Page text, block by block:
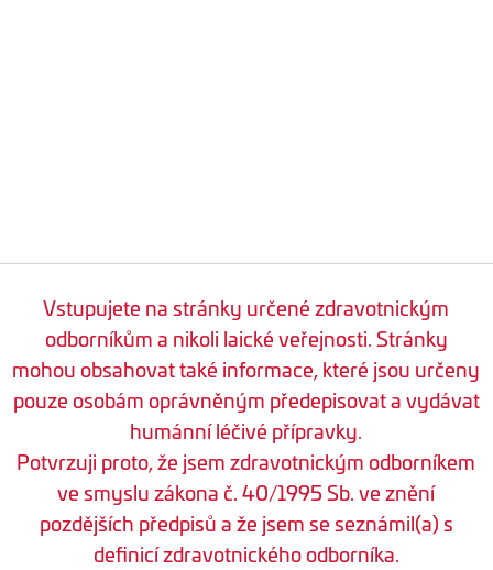
Vstupujete na stránky určené zdravotnickým
odborníkům a nikoli laické veřejnosti. Stránky
mohou obsahovat také informace, které jsou určeny
pouze osobám oprávněným předepisovat a vydávat
humánní léčivé přípravky.
Potvrzuji proto, že jsem zdravotnickým odborníkem
ve smyslu zákona č. 40/1995 Sb. ve znění
pozdějších předpisů a že jsem se seznámil(a) s
definicí zdravotnického odborníka.